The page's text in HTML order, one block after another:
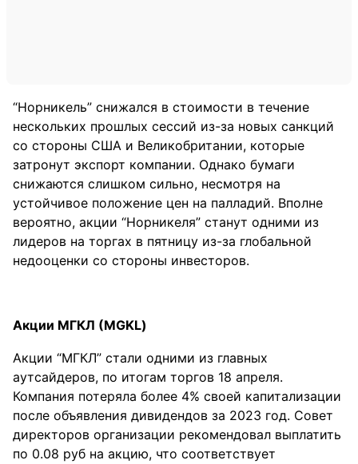
“Норникель” снижался в стоимости в течение
нескольких прошлых сессий из-за новых санкций
со стороны США и Великобритании, которые
затронут экспорт компании. Однако бумаги
снижаются слишком сильно, несмотря на
устойчивое положение цен на палладий. Вполне
вероятно, акции “Норникеля” станут одними из
лидеров на торгах в пятницу из-за глобальной
недооценки со стороны инвесторов.
Акции МГКЛ (MGKL)
Акции “МГКЛ” стали одними из главных
аутсайдеров, по итогам торгов 18 апреля.
Компания потеряла более 4% своей капитализации
после объявления дивидендов за 2023 год. Совет
директоров организации рекомендовал выплатить
по 0.08 руб на акцию, что соответствует